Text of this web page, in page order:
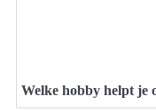
Welke hobby helpt je